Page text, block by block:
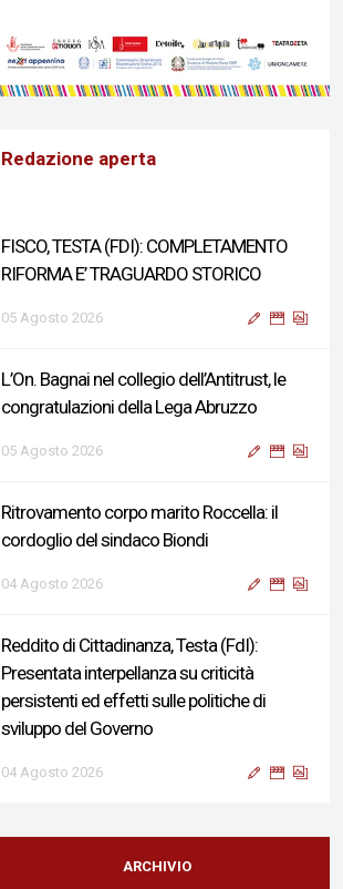
Redazione aperta
FISCO, TESTA (FDI): COMPLETAMENTO
RIFORMA E’ TRAGUARDO STORICO
05 Agosto 2026
L’On. Bagnai nel collegio dell’Antitrust, le
congratulazioni della Lega Abruzzo
05 Agosto 2026
Ritrovamento corpo marito Roccella: il
cordoglio del sindaco Biondi
04 Agosto 2026
Reddito di Cittadinanza, Testa (FdI):
Presentata interpellanza su criticità
persistenti ed effetti sulle politiche di
sviluppo del Governo
04 Agosto 2026
Sigismondi, Liris e Testa: “Profondo
cordoglio e vicinanza al Ministro Roccella e
ARCHIVIO